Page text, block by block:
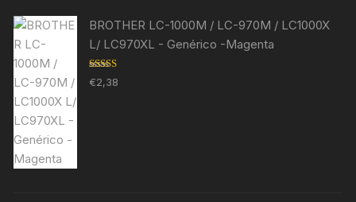
BROTHER LC-1000M / LC-970M / LC1000X
L/ LC970XL - Genérico -Magenta
Avaliação
5.00de 5
€2,38